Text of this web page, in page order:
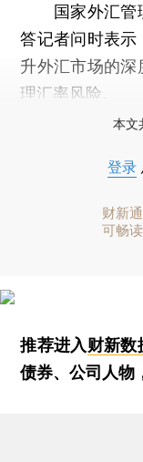
国家外汇管理
答记者问时表示
升外汇市场的
理汇率风险。
本文
登录
财新
可畅
推荐进入财新数
债券、公司人物